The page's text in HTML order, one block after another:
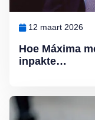
Hoe Máxima
inpakte…
12 maart 2026
Lees meer over Ten